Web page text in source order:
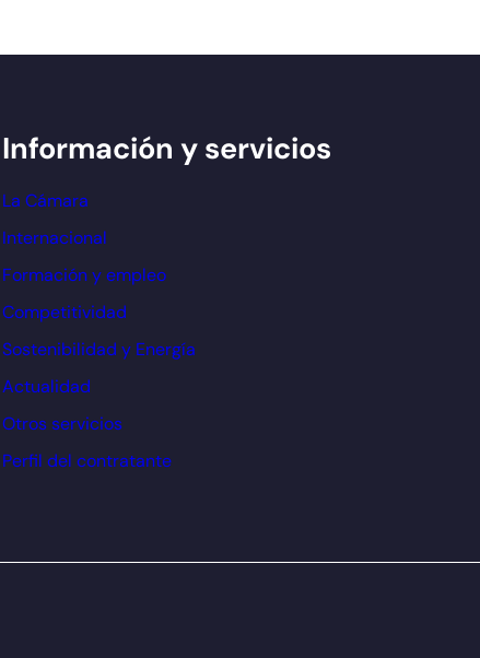
Información y servicios
La Cámara
Internacional
Formación y empleo
Competitividad
Sostenibilidad y Energía
Actualidad
Otros servicios
Perfil del contratante